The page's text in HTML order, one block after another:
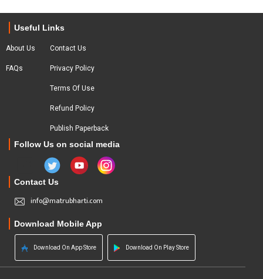
Useful Links
About Us
FAQs
Contact Us
Privacy Policy
Terms Of Use
Refund Policy
Publish Paperback
Follow Us on social media
Contact Us
info@matrubharti.com
Download Mobile App
Download On App Store Download On Play Store